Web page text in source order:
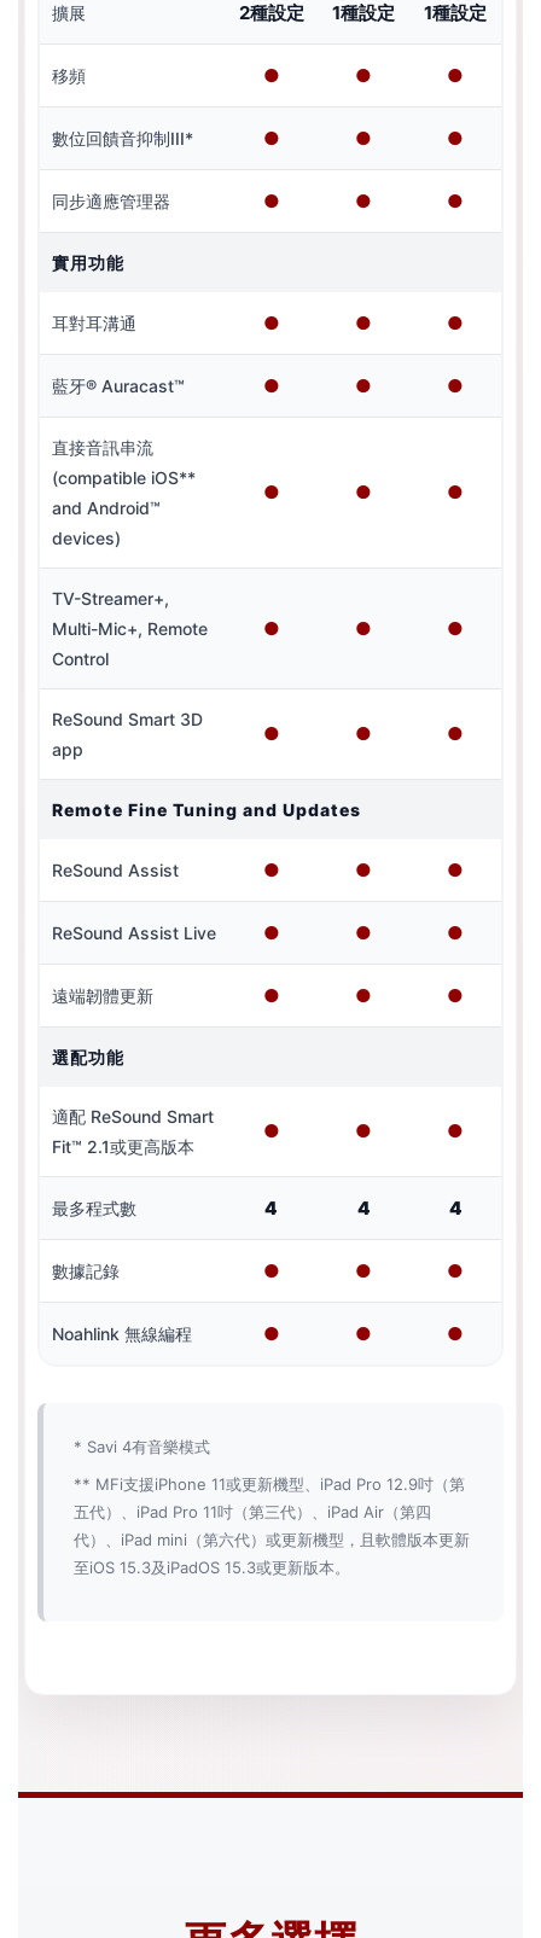
擴展 2種設定 1種設定 1種設定
移頻 ● ● ●
數位回饋音抑制III* ● ● ●
同步適應管理器 ● ● ●
實用功能
耳對耳溝通 ● ● ●
藍牙® Auracast™ ● ● ●
直接音訊串流
(compatible iOS**
and Android™
devices)
● ● ●
TV-Streamer+,
Multi-Mic+, Remote
Control
● ● ●
ReSound Smart 3D
app
● ● ●
Remote Fine Tuning and Updates
ReSound Assist ● ● ●
ReSound Assist Live ● ● ●
遠端韌體更新 ● ● ●
選配功能
適配 ReSound Smart
Fit™ 2.1或更高版本
● ● ●
最多程式數 4 4 4
數據記錄 ● ● ●
Noahlink 無線編程 ● ● ●
* Savi 4有音樂模式
** MFi支援iPhone 11或更新機型、iPad Pro 12.9吋（第
五代）、iPad Pro 11吋（第三代）、iPad Air（第四
代）、iPad mini（第六代）或更新機型，且軟體版本更新
至iOS 15.3及iPadOS 15.3或更新版本。